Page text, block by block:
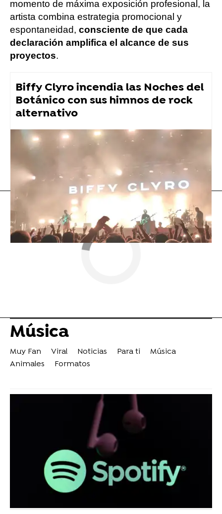
momento de máxima exposición profesional, la
artista combina estrategia promocional y
espontaneidad, consciente de que cada
declaración amplifica el alcance de sus
proyectos.
Biffy Clyro incendia las Noches del
Botánico con sus himnos de rock
alternativo
Rosalía
Flooxer Now » Música
Música
Muy Fan Viral Noticias Para ti
Música
Animales
Formatos